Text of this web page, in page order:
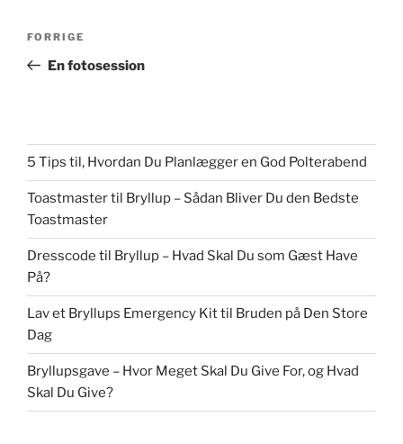
Forrige
indlæg
FORRIGE
En fotosession
5 Tips til, Hvordan Du Planlægger en God Polterabend
Toastmaster til Bryllup – Sådan Bliver Du den Bedste
Toastmaster
Dresscode til Bryllup – Hvad Skal Du som Gæst Have
På?
Lav et Bryllups Emergency Kit til Bruden på Den Store
Dag
Bryllupsgave – Hvor Meget Skal Du Give For, og Hvad
Skal Du Give?